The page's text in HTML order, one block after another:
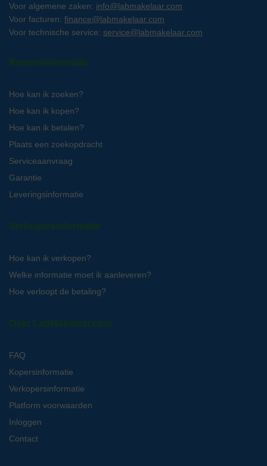
Voor algemene zaken: info@labmakelaar.com
Voor facturen: finance@labmakelaar.com
Voor technische service: service@labmakelaar.com
Kopersinformatie
Hoe kan ik zoeken?
Hoe kan ik kopen?
Hoe kan ik betalen?
Plaats een zoekopdracht
Serviceaanvraag
Garantie
Leveringsinformatie
Verkopersinformatie
Hoe kan ik verkopen?
Welke informatie moet ik aanleveren?
Hoe verloopt de betaling?
Over LabMakelaar.com
FAQ
Kopersinformatie
Verkopersinformatie
Platform voorwaarden
Inloggen
Contact